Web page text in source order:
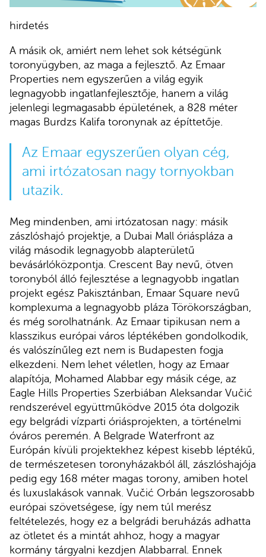
hirdetés
A másik ok, amiért nem lehet sok kétségünk
toronyügyben, az maga a fejlesztő. Az Emaar
Properties nem egyszerűen a világ egyik
legnagyobb ingatlanfejlesztője, hanem a világ
jelenlegi legmagasabb épületének, a 828 méter
magas Burdzs Kalifa toronynak az építtetője.
Az Emaar egyszerűen olyan cég,
ami irtózatosan nagy tornyokban
utazik.
Meg mindenben, ami irtózatosan nagy: másik
zászlóshajó projektje, a Dubai Mall óriáspláza a
világ második legnagyobb alapterületű
bevásárlóközpontja. Crescent Bay nevű, ötven
toronyból álló fejlesztése a legnagyobb ingatlan
projekt egész Pakisztánban, Emaar Square nevű
komplexuma a legnagyobb pláza Törökországban,
és még sorolhatnánk. Az Emaar tipikusan nem a
klasszikus európai város léptékében gondolkodik,
és valószínűleg ezt nem is Budapesten fogja
elkezdeni. Nem lehet véletlen, hogy az Emaar
alapítója, Mohamed Alabbar egy másik cége, az
Eagle Hills Properties Szerbiában Aleksandar Vučić
rendszerével együttműködve 2015 óta dolgozik
egy belgrádi vízparti óriásprojekten, a történelmi
óváros peremén. A Belgrade Waterfront az
Európán kívüli projektekhez képest kisebb léptékű,
de természetesen toronyházakból áll, zászlóshajója
pedig egy 168 méter magas torony, amiben hotel
és luxuslakások vannak. Vučić Orbán legszorosabb
európai szövetségese, így nem túl merész
feltételezés, hogy ez a belgrádi beruházás adhatta
az ötletet és a mintát ahhoz, hogy a magyar
kormány tárgyalni kezdjen Alabbarral. Ennek